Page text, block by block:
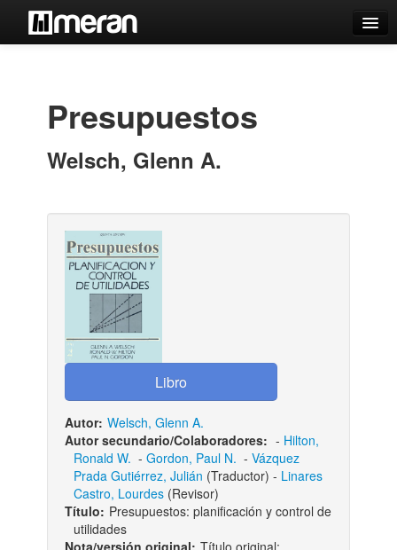
Estantes Virtuales
Contacto
Iniciar sesión
Presupuestos
Welsch, Glenn A.
Autor: Welsch, Glenn A.
Autor secundario/Colaboradores: - Hilton,
Ronald W. - Gordon, Paul N. - Vázquez
Prada Gutiérrez, Julián (Traductor) - Linares
Castro, Lourdes(Revisor)
Título: Presupuestos: planificación y control de
utilidades
Nota/versión original: Título original: